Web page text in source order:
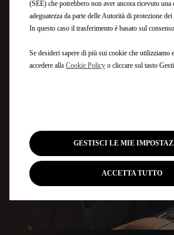
(SEE) che potrebbero non aver ancora ricevuto una
adeguatezza da parte delle Autorità di protezione
In questo caso il trasferimento è basato sul
Se desideri sapere di più sui cookie che utilizziamo
accedere alla Cookie Policy o cliccare sul tasto
GESTISCI LE MIE
ACCETTA TUTTO